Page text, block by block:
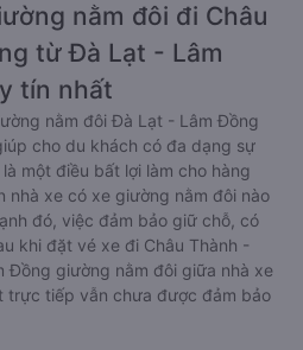
nằm đôi đi Châu
từ Đà Lạt - Lâm
tín nhất
nằm đôi Đà Lạt - Lâm Đồng
cho du khách có đa dạng sự
một điều bất lợi làm cho hàng
nhà xe có xe giường nằm đôi nào
đó, việc đảm bảo giữ chỗ, có
khi đặt vé xe đi Châu Thành -
Đồng giường nằm đôi giữa nhà xe
trực tiếp vẫn chưa được đảm bảo